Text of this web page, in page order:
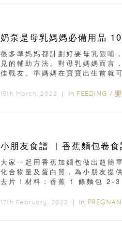
奶泵是母乳媽媽必備用品
很多準媽媽都計劃好要母乳餵哺
見的輔助方法。對母乳媽媽而言
佳戰友。準媽媽在寶寶出生前就
15th March, 2022 ｜ In FEEDING /
小朋友食譜 ︳香蕉麵包卷
大家一起用香蕉加麵包做出超簡
化合物量及蛋白質，為小朋友提
去片！材料：香蕉 1 條麵包 2-
17th February, 2022 ｜ In